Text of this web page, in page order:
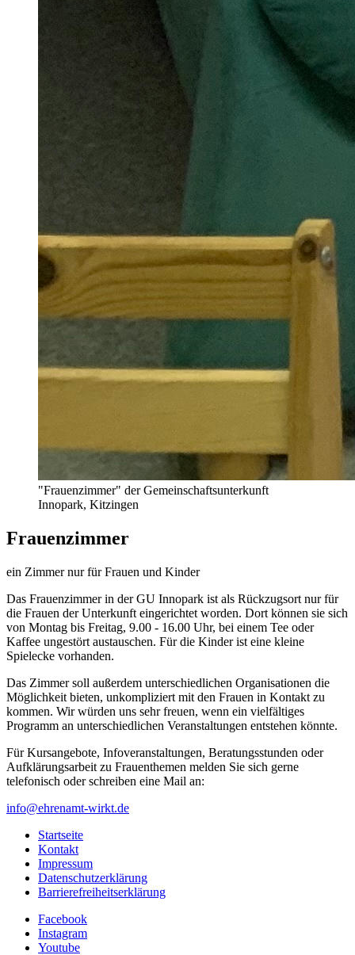
"Frauenzimmer" der Gemeinschaftsunterkunft
Innopark, Kitzingen
Frauenzimmer
ein Zimmer nur für Frauen und Kinder
Das Frauenzimmer in der GU Innopark ist als Rückzugsort nur für
die Frauen der Unterkunft eingerichtet worden. Dort können sie sich
von Montag bis Freitag, 9.00 - 16.00 Uhr, bei einem Tee oder
Kaffee ungestört austauschen. Für die Kinder ist eine kleine
Spielecke vorhanden.
Das Zimmer soll außerdem unterschiedlichen Organisationen die
Möglichkeit bieten, unkompliziert mit den Frauen in Kontakt zu
kommen. Wir würden uns sehr freuen, wenn ein vielfältiges
Programm an unterschiedlichen Veranstaltungen entstehen könnte.
Für Kursangebote, Infoveranstaltungen, Beratungsstunden oder
Aufklärungsarbeit zu Frauenthemen melden Sie sich gerne
telefonisch oder schreiben eine Mail an:
info@ehrenamt-wirkt.de
Startseite
Kontakt
Impressum
Datenschutzerklärung
Barrierefreiheitserklärung
Facebook
Instagram
Youtube